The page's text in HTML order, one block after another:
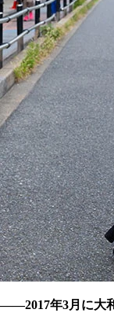
――2017年3月に大